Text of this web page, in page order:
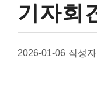
기자회
2026-01-06 작성